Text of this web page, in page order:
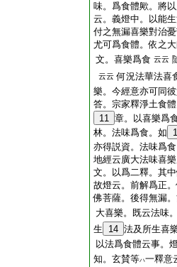
味。爲食體歟。將
云。義燈中。以能
付之無漏喜樂對治
尤可爲食體。依之
文。喜樂爲食 云云
云云 何況法華法喜
樂。今經意亦可同
答。宗家釋淨土食
11 章。以喜樂爲
林。法味爲食。如
亦得説資。法味爲
地經云廣大法味喜
文。以爲二釋。其
故燈云。前解爲正
佛菩薩。後得無漏
大喜樂。既云法味
生
14 法及所生喜
以法爲食體云事。
知。玄賛等ハ一釋意